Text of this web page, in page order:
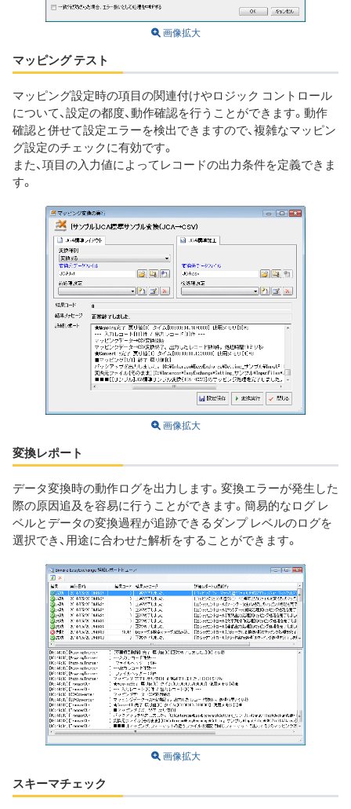
画像拡大
マッピング テスト
マッピング設定時の項目の関連付けやロジック コントロール
について、設定の都度、動作確認を行うことができます。動作
確認と併せて設定エラーを検出できますので、複雑なマッピン
グ設定のチェックに有効です。
また、項目の入力値によってレコードの出力条件を定義できま
す。
画像拡大
変換レポート
データ変換時の動作ログを出力します。変換エラーが発生した
際の原因追及を容易に行うことができます。簡易的なログ レ
ベルとデータの変換過程が追跡できるダンプ レベルのログを
選択でき、用途に合わせた解析をすることができます。
画像拡大
スキーマチェック